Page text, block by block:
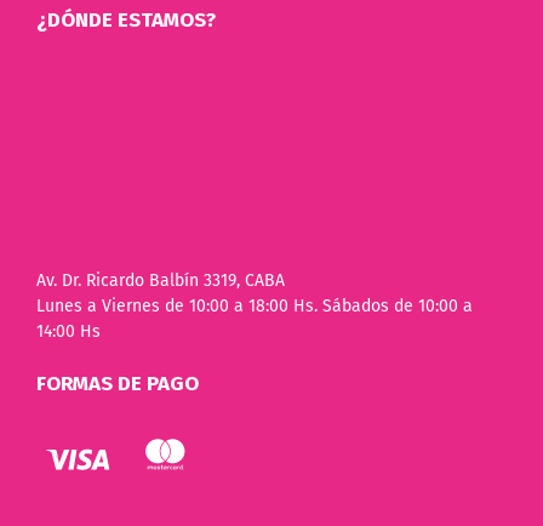
¿DÓNDE ESTAMOS?
Av. Dr. Ricardo Balbín 3319, CABA
Lunes a Viernes de 10:00 a 18:00 Hs. Sábados de 10:00 a
14:00 Hs
FORMAS DE PAGO